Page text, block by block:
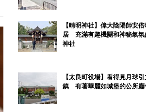
【晴明神社】偉大陰陽師安
居 充滿有趣機關和神秘氣氛
神社
【太良町役場】看得見月球
鎮 有著華麗如城堡的公所廳